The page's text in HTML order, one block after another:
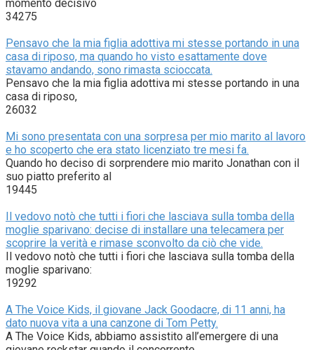
momento decisivo
34275
Pensavo che la mia figlia adottiva mi stesse portando in una
casa di riposo, ma quando ho visto esattamente dove
stavamo andando, sono rimasta scioccata.
Pensavo che la mia figlia adottiva mi stesse portando in una
casa di riposo,
26032
Mi sono presentata con una sorpresa per mio marito al lavoro
e ho scoperto che era stato licenziato tre mesi fa.
Quando ho deciso di sorprendere mio marito Jonathan con il
suo piatto preferito al
19445
Il vedovo notò che tutti i fiori che lasciava sulla tomba della
moglie sparivano: decise di installare una telecamera per
scoprire la verità e rimase sconvolto da ciò che vide.
Il vedovo notò che tutti i fiori che lasciava sulla tomba della
moglie sparivano:
19292
A The Voice Kids, il giovane Jack Goodacre, di 11 anni, ha
dato nuova vita a una canzone di Tom Petty.
A The Voice Kids, abbiamo assistito all’emergere di una